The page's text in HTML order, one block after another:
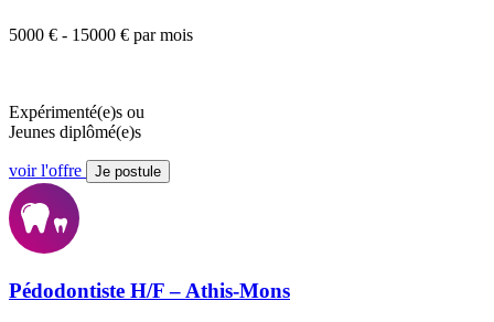
5000 € - 15000 € par mois
Expérimenté(e)s ou
Jeunes diplômé(e)s
voir l'offre Je postule
Pédodontiste H/F – Athis-Mons